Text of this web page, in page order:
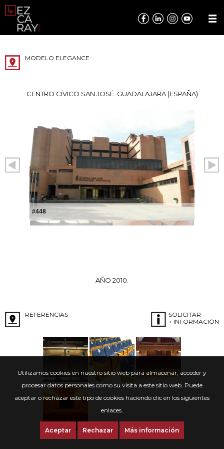
Utilizamos cookies en nuestro sitio web para almacenar, acceder y
procesar datos personales como su visita a este sitio web. Puede
aceptar o rechazar este tipo de cookies haciendo clic en los siguientes
enlaces.
Aceptar Rechazar Más información
MODELO ELEGANCE
CENTRO CÍVICO SAN JOSÉ. GUADALAJARA (ESPAÑA)
#448
AÑO 2010.
REFERENCIAS
SOLICITAR
+ INFORMACIÓN